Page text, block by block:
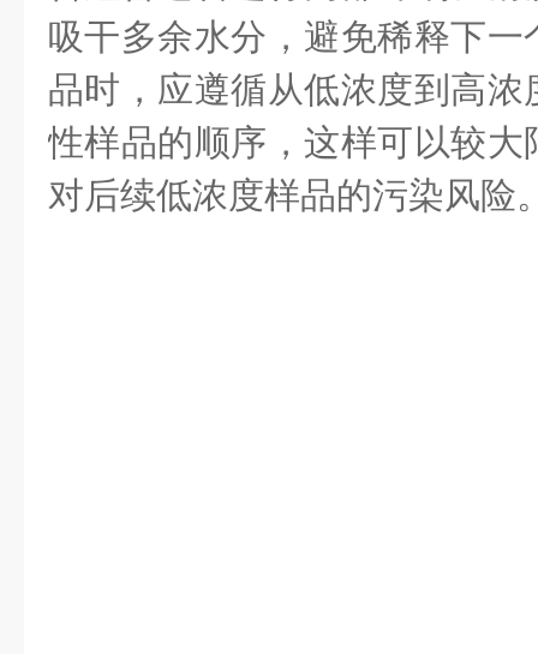
吸干多余水分，避免稀释下
品时，应遵循从低浓度到高
性样品的顺序，这样可以较
对后续低浓度样品的污染风险